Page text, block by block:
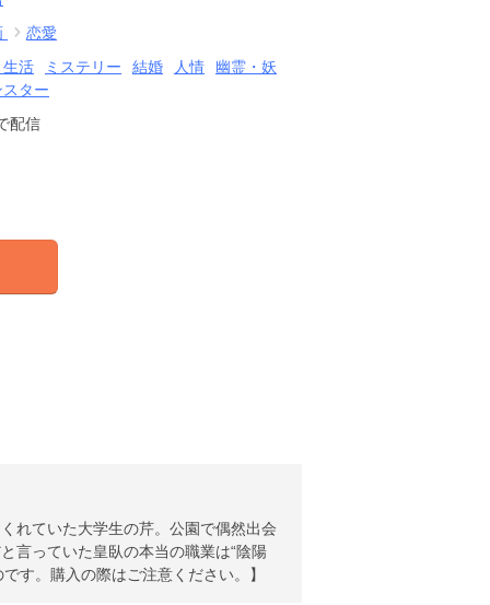
恋愛
生活
ミステリー 結婚 人情
幽霊・妖
ター
配信
れていた大学生の芹。公園で偶然出会
言っていた皇臥の本当の職業は“陰陽
す。購入の際はご注意ください。】